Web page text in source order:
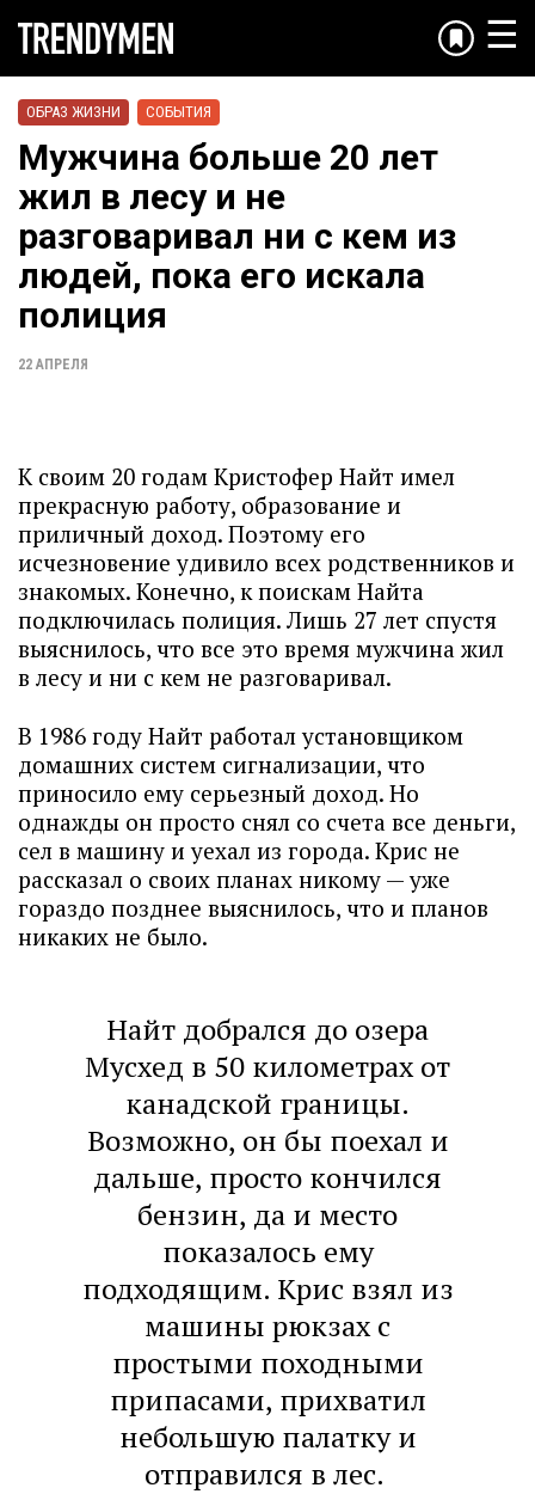
☰
ОБРАЗ ЖИЗНИ СОБЫТИЯ
Мужчина больше 20 лет
жил в лесу и не
разговаривал ни с кем из
людей, пока его искала
полиция
22 АПРЕЛЯ
К своим 20 годам Кристофер Найт имел
прекрасную работу, образование и
приличный доход. Поэтому его
исчезновение удивило всех родственников и
знакомых. Конечно, к поискам Найта
подключилась полиция. Лишь 27 лет спустя
выяснилось, что все это время мужчина жил
в лесу и ни с кем не разговаривал.
В 1986 году Найт работал установщиком
домашних систем сигнализации, что
приносило ему серьезный доход. Но
однажды он просто снял со счета все деньги,
сел в машину и уехал из города. Крис не
рассказал о своих планах никому — уже
гораздо позднее выяснилось, что и планов
никаких не было.
Найт добрался до озера
Мусхед в 50 километрах от
канадской границы.
Возможно, он бы поехал и
дальше, просто кончился
бензин, да и место
показалось ему
подходящим. Крис взял из
машины рюкзах с
простыми походными
припасами, прихватил
небольшую палатку и
отправился в лес.